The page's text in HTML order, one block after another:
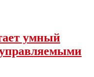
умный